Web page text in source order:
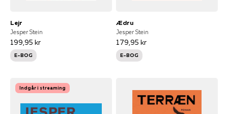
Lejr
Jesper Stein
199,95 kr
E-BOG
Ædru
Jesper Stein
179,95 kr
E-BOG
Indgår i streaming